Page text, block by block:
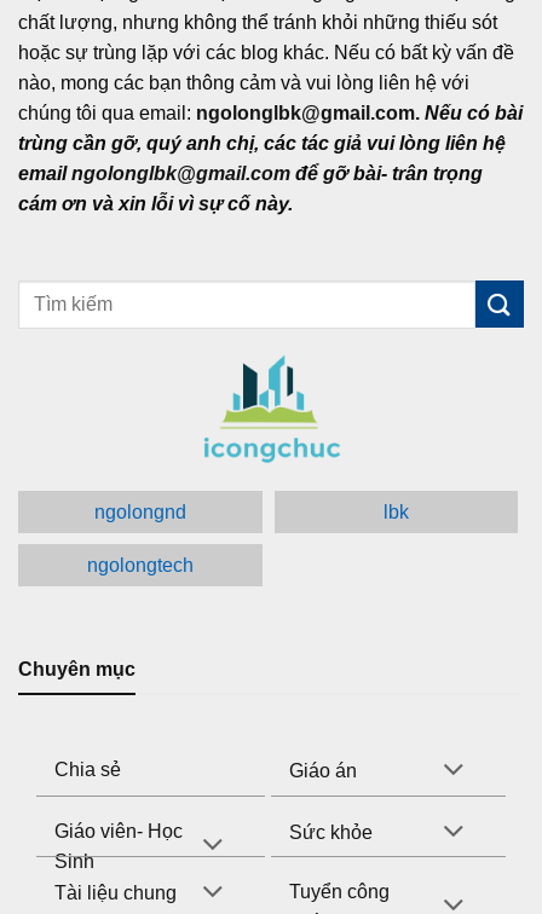
chất lượng, nhưng không thể tránh khỏi những thiếu sót
hoặc sự trùng lặp với các blog khác. Nếu có bất kỳ vấn đề
nào, mong các bạn thông cảm và vui lòng liên hệ với
chúng tôi qua email: ngolonglbk@gmail.com. Nếu có bài
trùng cần gỡ, quý anh chị, các tác giả vui lòng liên hệ
emailngolonglbk@gmail.com để gỡ bài- trân trọng
cám ơn và xin lỗi vì sự cố này.
ngolongnd lbk
ngolongtech
Chuyên mục
Chia sẻ Giáo án
Giáo viên- Học
Sinh
Sức khỏe
Tài liệu chung
Tuyển công